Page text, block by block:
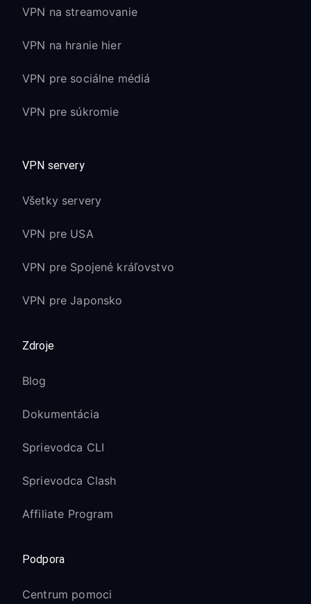
VPN na streamovanie
VPN na hranie hier
VPN pre sociálne médiá
VPN pre súkromie
VPN servery
Všetky servery
VPN pre USA
VPN pre Spojené kráľovstvo
VPN pre Japonsko
Zdroje
Blog
Dokumentácia
Sprievodca CLI
Sprievodca Clash
Affiliate Program
Podpora
Centrum pomoci